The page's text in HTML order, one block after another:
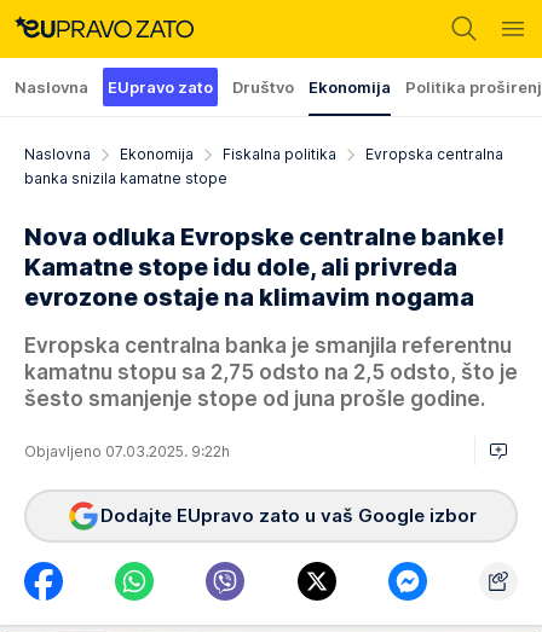
Naslovna EUpravo zato Društvo Ekonomija Politika
Naslovna Ekonomija Fiskalna politika
Evropska centralna
banka snizila kamatne stope
Nova odluka Evropske centralne banke!
Kamatne stope idu dole, ali privreda
evrozone ostaje na klimavim nogama
Evropska centralna banka je smanjila referentnu
kamatnu stopu sa 2,75 odsto na 2,5 odsto, što je
šesto smanjenje stope od juna prošle godine.
Objavljeno 07.03.2025. 9:22h
Dodajte EUpravo zato u vaš Google izbor